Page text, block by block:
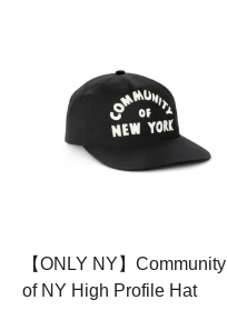
【ONLY NY】Community
of NY High Profile Hat